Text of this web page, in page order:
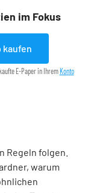
im Fokus
kaufen
E-Paper in Ihrem Konto
Regeln folgen.
warum